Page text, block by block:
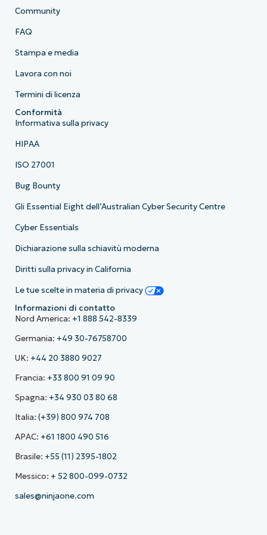
Community
FAQ
Stampa e media
Lavora con noi
Termini di licenza
Conformità
Informativa sulla privacy
HIPAA
ISO 27001
Bug Bounty
Gli Essential Eight dell’Australian Cyber Security Centre
Cyber Essentials
Dichiarazione sulla schiavitù moderna
Diritti sulla privacy in California
Le tue scelte in materia di privacy
Informazioni di contatto
Nord America: +1 888 542-8339
Germania: +49 30-76758700
UK: +44 20 3880 9027
Francia: +33 800 91 09 90
Spagna: +34 930 03 80 68
Italia: (+39) 800 974 708
APAC: +61 1800 490 516
Brasile: +55 (11) 2395-1802
Messico: + 52 800-099-0732
sales@ninjaone.com